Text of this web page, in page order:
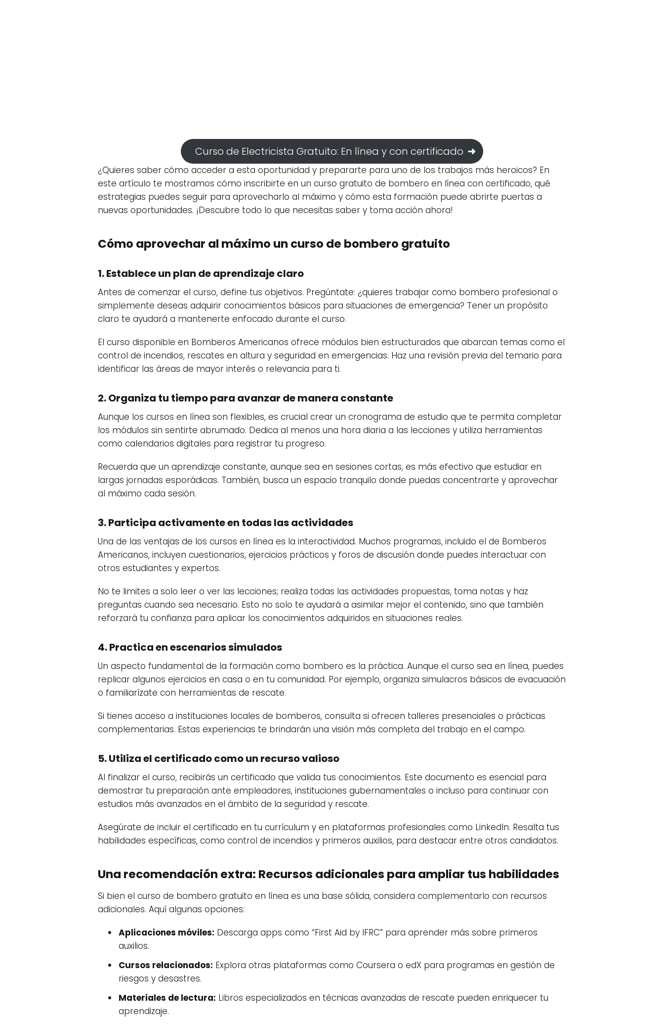
Curso de Electricista Gratuito: En línea y con certificado
¿Quieres saber cómo acceder a esta oportunidad y prepararte para uno de los trabajos más heroicos? En
este artículo te mostramos cómo inscribirte en un curso gratuito de bombero en línea con certificado, qué
estrategias puedes seguir para aprovecharlo al máximo y cómo esta formación puede abrirte puertas a
nuevas oportunidades. ¡Descubre todo lo que necesitas saber y toma acción ahora!
Cómo aprovechar al máximo un curso de bombero gratuito
1. Establece un plan de aprendizaje claro
Antes de comenzar el curso, define tus objetivos. Pregúntate: ¿quieres trabajar como bombero profesional o
simplemente deseas adquirir conocimientos básicos para situaciones de emergencia? Tener un propósito
claro te ayudará a mantenerte enfocado durante el curso.
El curso disponible en Bomberos Americanos ofrece módulos bien estructurados que abarcan temas como el
control de incendios, rescates en altura y seguridad en emergencias. Haz una revisión previa del temario para
identificar las áreas de mayor interés o relevancia para ti.
2. Organiza tu tiempo para avanzar de manera constante
Aunque los cursos en línea son flexibles, es crucial crear un cronograma de estudio que te permita completar
los módulos sin sentirte abrumado. Dedica al menos una hora diaria a las lecciones y utiliza herramientas
como calendarios digitales para registrar tu progreso.
Recuerda que un aprendizaje constante, aunque sea en sesiones cortas, es más efectivo que estudiar en
largas jornadas esporádicas. También, busca un espacio tranquilo donde puedas concentrarte y aprovechar
al máximo cada sesión.
3. Participa activamente en todas las actividades
Una de las ventajas de los cursos en línea es la interactividad. Muchos programas, incluido el de Bomberos
Americanos, incluyen cuestionarios, ejercicios prácticos y foros de discusión donde puedes interactuar con
otros estudiantes y expertos.
No te limites a solo leer o ver las lecciones; realiza todas las actividades propuestas, toma notas y haz
preguntas cuando sea necesario. Esto no solo te ayudará a asimilar mejor el contenido, sino que también
reforzará tu confianza para aplicar los conocimientos adquiridos en situaciones reales.
4. Practica en escenarios simulados
Un aspecto fundamental de la formación como bombero es la práctica. Aunque el curso sea en línea, puedes
replicar algunos ejercicios en casa o en tu comunidad. Por ejemplo, organiza simulacros básicos de evacuación
o familiarízate con herramientas de rescate.
Si tienes acceso a instituciones locales de bomberos, consulta si ofrecen talleres presenciales o prácticas
complementarias. Estas experiencias te brindarán una visión más completa del trabajo en el campo.
5. Utiliza el certificado como un recurso valioso
Al finalizar el curso, recibirás un certificado que valida tus conocimientos. Este documento es esencial para
demostrar tu preparación ante empleadores, instituciones gubernamentales o incluso para continuar con
estudios más avanzados en el ámbito de la seguridad y rescate.
Asegúrate de incluir el certificado en tu currículum y en plataformas profesionales como LinkedIn. Resalta tus
habilidades específicas, como control de incendios y primeros auxilios, para destacar entre otros candidatos.
Una recomendación extra: Recursos adicionales para ampliar tus habilidades
Si bien el curso de bombero gratuito en línea es una base sólida, considera complementarlo con recursos
adicionales. Aquí algunas opciones:
Aplicaciones móviles: Descarga apps como “First Aid by IFRC” para aprender más sobre primeros
auxilios.
Cursos relacionados: Explora otras plataformas como Coursera o edX para programas en gestión de
riesgos y desastres.
Materiales de lectura: Libros especializados en técnicas avanzadas de rescate pueden enriquecer tu
aprendizaje.